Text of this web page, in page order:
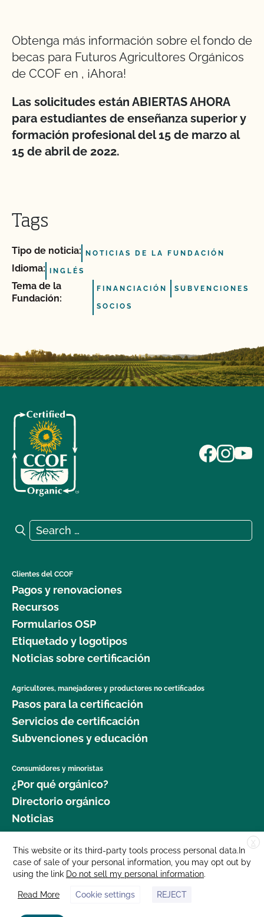
Obtenga más información sobre el fondo de
becas para Futuros Agricultores Orgánicos
de CCOF en , ¡Ahora!
Las solicitudes están ABIERTAS AHORA
para estudiantes de enseñanza superior y
formación profesional del 15 de marzo al
15 de abril de 2022.
Tags
Tipo de noticia: NOTICIAS DE LA FUNDACIÓN
Idioma: INGLÉS
Tema de la
Fundación:
FINANCIACIÓN SUBVENCIONES
SOCIOS
Search for:
Search
Clientes del CCOF
Pagos y renovaciones
Recursos
Formularios OSP
Etiquetado y logotipos
Noticias sobre certificación
Agricultores, manejadores y productores no certificados
Pasos para la certificación
Servicios de certificación
Subvenciones y educación
Consumidores y minoristas
¿Por qué orgánico?
Directorio orgánico
Noticias
Donar
Carreras profesionales
Sala de prensa
Contáctenos
X
This website or its third-party tools process personal data.In
case of sale of your personal information, you may opt out by
using the link Do not sell my personal information.
Read More Cookie settings REJECT